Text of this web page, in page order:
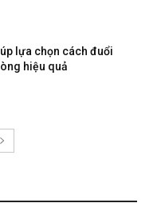
lựa chọn cách đuổi
hiệu quả